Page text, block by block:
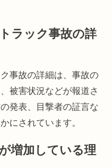
ラック事故の詳
事故の詳細は、事故の
被害状況などが報道さ
発表、目撃者の証言な
にされています。
増加している理